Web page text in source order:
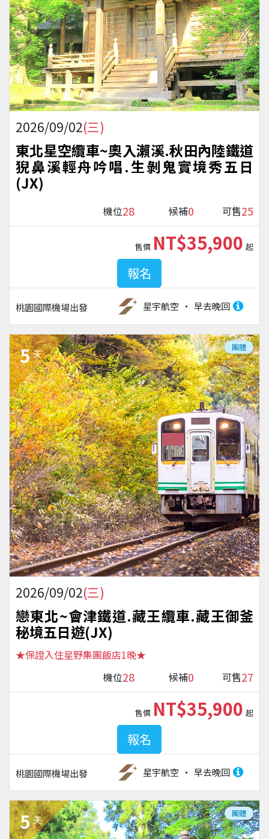
2026/09/02(三)
東北星空纜車~奧入瀨溪.秋田內陸鐵道
猊鼻溪輕舟吟唱.生剝鬼實境秀五日
(JX)
機位28 候補0 可售25
桃園國際機場出發 星宇航空 早去晚回
售價 NT$35,900 起
報名
5 天
團體
2026/09/02(三)
戀東北~會津鐵道.藏王纜車.藏王御釜
秘境五日遊(JX)
★保證入住星野集團飯店1晚★
機位28 候補0 可售27
桃園國際機場出發 星宇航空 早去晚回
售價 NT$35,900 起
報名
5 天
團體